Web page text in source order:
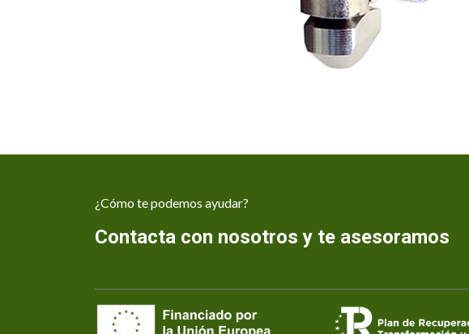
¿Cómo te podemos ayudar?
Contacta con nosotros y te asesoramos